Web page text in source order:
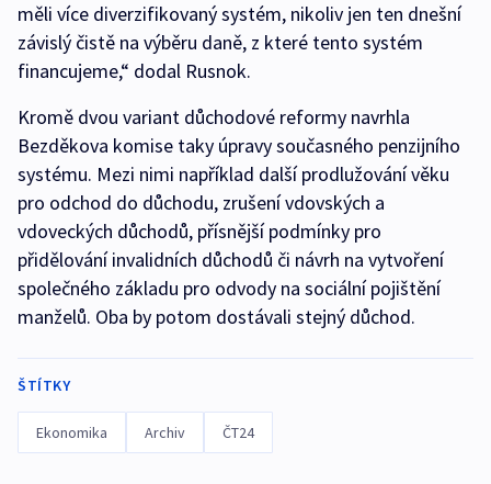
měli více diverzifikovaný systém, nikoliv jen ten dnešní
závislý čistě na výběru daně, z které tento systém
financujeme,“ dodal Rusnok.
Kromě dvou variant důchodové reformy navrhla
Bezděkova komise taky úpravy současného penzijního
systému. Mezi nimi například další prodlužování věku
pro odchod do důchodu, zrušení vdovských a
vdoveckých důchodů, přísnější podmínky pro
přidělování invalidních důchodů či návrh na vytvoření
společného základu pro odvody na sociální pojištění
manželů. Oba by potom dostávali stejný důchod.
ŠTÍTKY
Ekonomika Archiv ČT24